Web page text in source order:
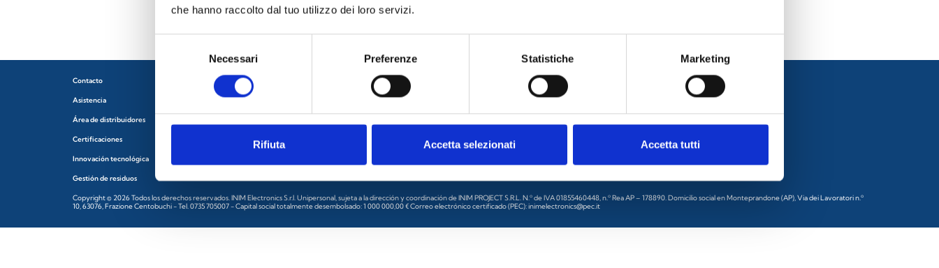
che hanno raccolto dal tuo utilizzo dei loro servizi.
del
Necessari Preferenze Statistiche Marketing
Rifiuta Accetta selezionati Accetta tutti
Contacto
Asistencia
Área de distribuidores
Certificaciones
Innovación tecnológica
Gestión de residuos
Política de privacidad
Política de cookies
Condiciones generales de venta
Inicia sesión o regístrate
Copyright © 2026 Todos los derechos reservados. INIM Electronics S.r.l. Unipersonal, sujeta a la dirección y coordinación de INIM PROJECT S.R.L. N.º de IVA 01855460448, n.º Rea AP – 178890. Domicilio social en Monteprandone (AP), Via dei Lavoratori n.º
10, 63076, Frazione Centobuchi - Tel. 0735 705007 - Capital social totalmente desembolsado: 1 000 000,00 € Correo electrónico certificado (PEC): inimelectronics@pec.it